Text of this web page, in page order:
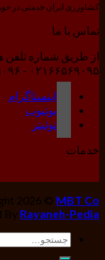
کشاورزی ایران خدمتی در
تماس با ما
۰۲۱۶۶۵۶۹۰۹۵ - ۰۲۱۶۶۵۶۹۰۹۶
اینستاگرام
یوتیوب
توئیتر
خدمات
2026 © MBT Co
By Rayaneh-Pedia
جستجو